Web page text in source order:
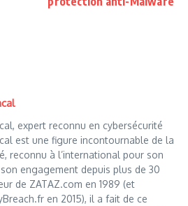
expert reconnu en cybersécurité
est une figure incontournable de la
reconnu à l’international pour son
engagement depuis plus de 30
de ZATAZ.com en 1989 (et
en 2015), il a fait de ce